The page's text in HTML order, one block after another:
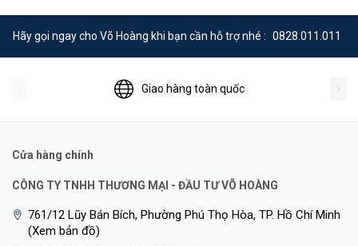
Hãy gọi ngay cho Võ Hoàng khi bạn cần hỗ trợ nhé : 0828.011.011
Giao hàng toàn quốc
Cửa hàng chính
CÔNG TY TNHH THƯƠNG MẠI - ĐẦU TƯ VÕ HOÀNG
761/12 Lũy Bán Bích, Phường Phú Thọ Hòa, TP. Hồ Chí Minh
(Xem bản đồ)